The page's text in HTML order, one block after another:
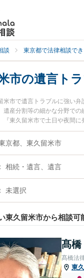
談 東京都で法律相談で
市の遺言ト
米市で遺言トラブルに強い
遺産分割等の細かな分野で
『東久留米市で土日や夜間
談無料で遺言トラブルを法
京都、東久留米市
相続・遺言、遺言
未選択
東久留米市から相談可
髙橋
髙橋法
東